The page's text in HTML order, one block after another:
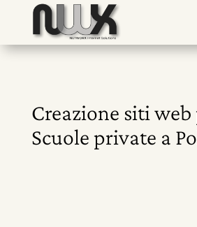
Creazione siti web
Scuole private a